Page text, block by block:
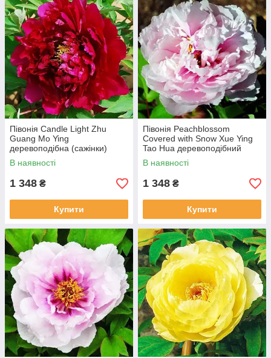
Півонія Candle Light Zhu
Guang Mo Ying
деревоподібна (сажінки)
В наявності
1 348 ₴
Купити
Півонія Peachblossom
Covered with Snow Xue Ying
Tao Hua деревоподібний
(сажінці)
В наявності
1 348 ₴
Купити